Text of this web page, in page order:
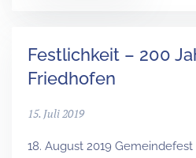
Festlichkeit – 200
Friedhofen
15. Juli 2019
18. August 2019